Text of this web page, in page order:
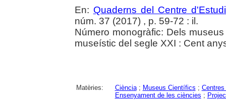
En: Quaderns del Centre
núm. 37 (2017) , p. 59-72 : il.
Número monogràfic: Dels
museístic del segle XXI : Cent
Matèries: Ciència; Museus Científics ;
Ensenyament de les ciències ;